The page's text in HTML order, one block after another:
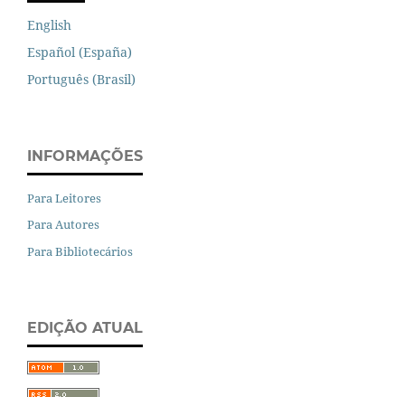
English
Español (España)
Português (Brasil)
INFORMAÇÕES
Para Leitores
Para Autores
Para Bibliotecários
EDIÇÃO ATUAL